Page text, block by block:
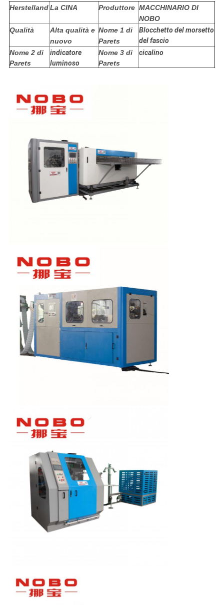
HerstellandLa CINA Produttore MACCHINARIO DI
NOBO
Qualità
Alta qualità e
nuovo
Nome 1 di
Parets
Blocchetto del morsetto
del fascio
Nome 2 di
Parets
indicatore
luminoso
Nome 3 di
Parets
cicalino